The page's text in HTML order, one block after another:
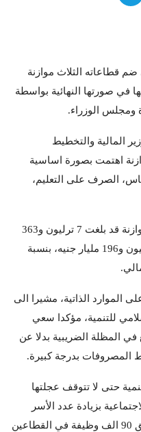
قطاعاته الثلاث موازنة
لاجازتها في صورتها النهائية بواسطة
ومجلس الوزراء.
المالية والتخطيط
اهتمت بصورة اساسية
الصرف على التعليم،
وأكد الوزير ان جملة الإيرادات في الموازنة قد بلغت 7 ترليون و363
مليار جنيه فيما بلغ الإنفاق العام 8 ترليون و196 مليار جنيه، بنسبة
الموارد الذاتية، مشيرا الى
للتنمية، مؤكدا سعي
في المظلة الضريبية بدلا عن
المصروفات بدرجة كبيرة.
جنيه للتنمية حتى لا تتوقف عجلتها
بزيادة عدد الأسر
المدعومة بزيادة 100 الف أسرة، وخلق 90 الف وظيفة في القطاعين